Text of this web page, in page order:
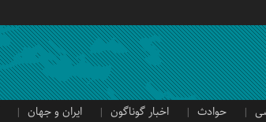
حوادث اخبار گوناگون ایران و جهان